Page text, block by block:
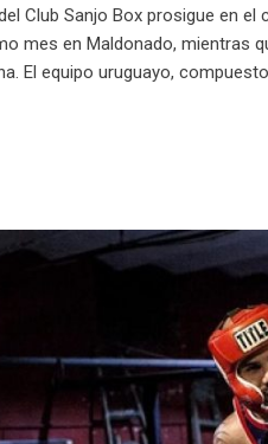
Club Sanjo Box prosigue en
mes en Maldonado, mientras
El equipo uruguayo,